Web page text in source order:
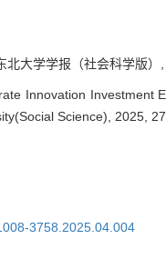
北大学学报（社会科学版
Innovation Investment
Science), 2025,
3758.2025.04.004